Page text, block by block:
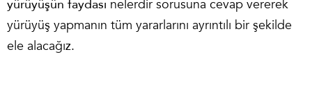
yürüyüşün faydası nelerdir sorusuna cevap vererek
yürüyüş yapmanın tüm yararlarını ayrıntılı bir şekilde
ele alacağız.